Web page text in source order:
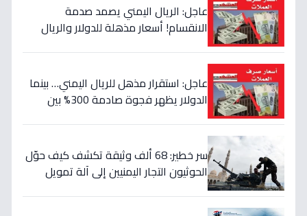
عاجل: الريال اليمني يصمد صدمة
الانقسام! أسعار مذهلة للدولار والريال
عاجل: استقرار مذهل للريال اليمني… بينما
الدولار يظهر فجوة صادمة 300% بين
سر خطير: 68 ألف وثيقة تكشف كيف حوّل
الحوثيون التجار اليمنيين إلى آلة تمويل